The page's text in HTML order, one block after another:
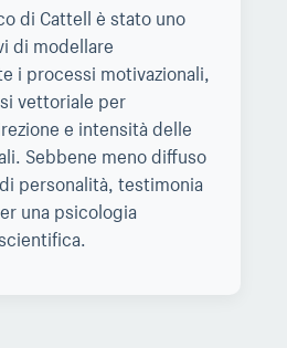
di Cattell è stato uno
di modellare
i processi motivazionali,
vettoriale per
e intensità delle
Sebbene meno diffuso
personalità, testimonia
una psicologia